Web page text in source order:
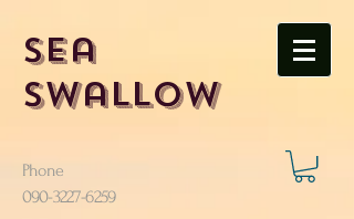
Sea
Swallow
Phone
​090-3227-6259